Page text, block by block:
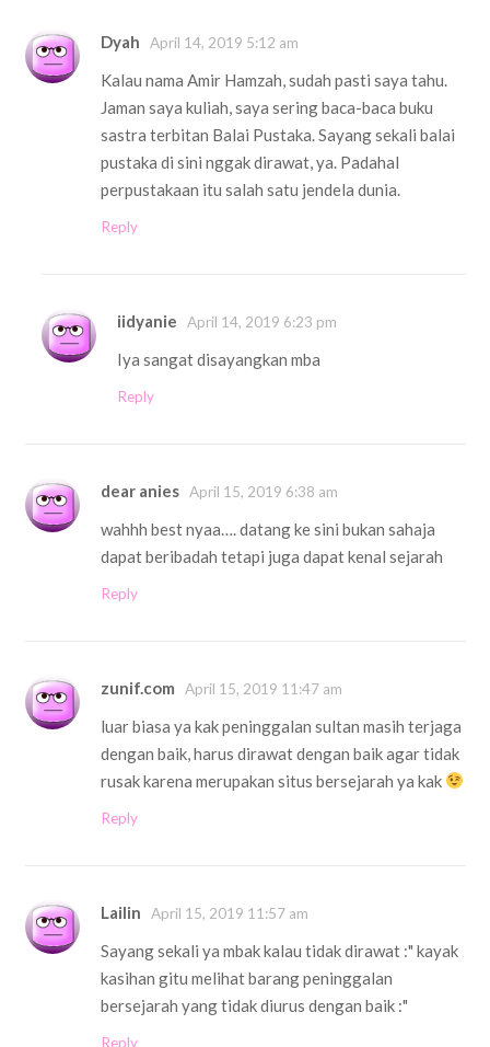
Dyah April 14, 2019 5:12 am
Kalau nama Amir Hamzah, sudah pasti saya tahu.
Jaman saya kuliah, saya sering baca-baca buku
sastra terbitan Balai Pustaka. Sayang sekali balai
pustaka di sini nggak dirawat, ya. Padahal
perpustakaan itu salah satu jendela dunia.
Reply
iidyanie April 14, 2019 6:23 pm
Iya sangat disayangkan mba
Reply
dear anies April 15, 2019 6:38 am
wahhh best nyaa…. datang ke sini bukan sahaja
dapat beribadah tetapi juga dapat kenal sejarah
Reply
zunif.com April 15, 2019 11:47 am
luar biasa ya kak peninggalan sultan masih terjaga
dengan baik, harus dirawat dengan baik agar tidak
rusak karena merupakan situs bersejarah ya kak
Reply
Lailin April 15, 2019 11:57 am
Sayang sekali ya mbak kalau tidak dirawat :" kayak
kasihan gitu melihat barang peninggalan
bersejarah yang tidak diurus dengan baik :"
Reply